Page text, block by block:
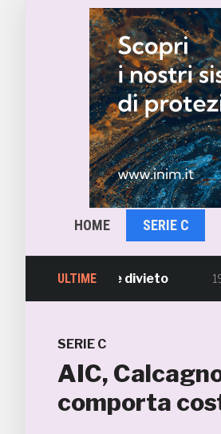
HOME SERIE C
ULTIME
possibile divieto 19 ore fa
SERIE C
AIC,
comporta